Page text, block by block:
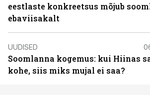
eestlaste konkreetsus mõjub
ebaviisakalt
UUDISED
Soomlanna kogemus: kui Hiinas
kohe, siis miks mujal ei saa?